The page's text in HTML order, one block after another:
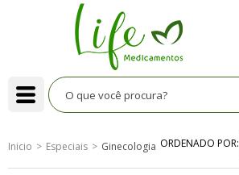
ORDENADO POR:
Inicio Especiais Ginecologia